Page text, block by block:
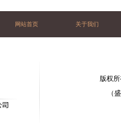
网站首页 关于我们
版权
（